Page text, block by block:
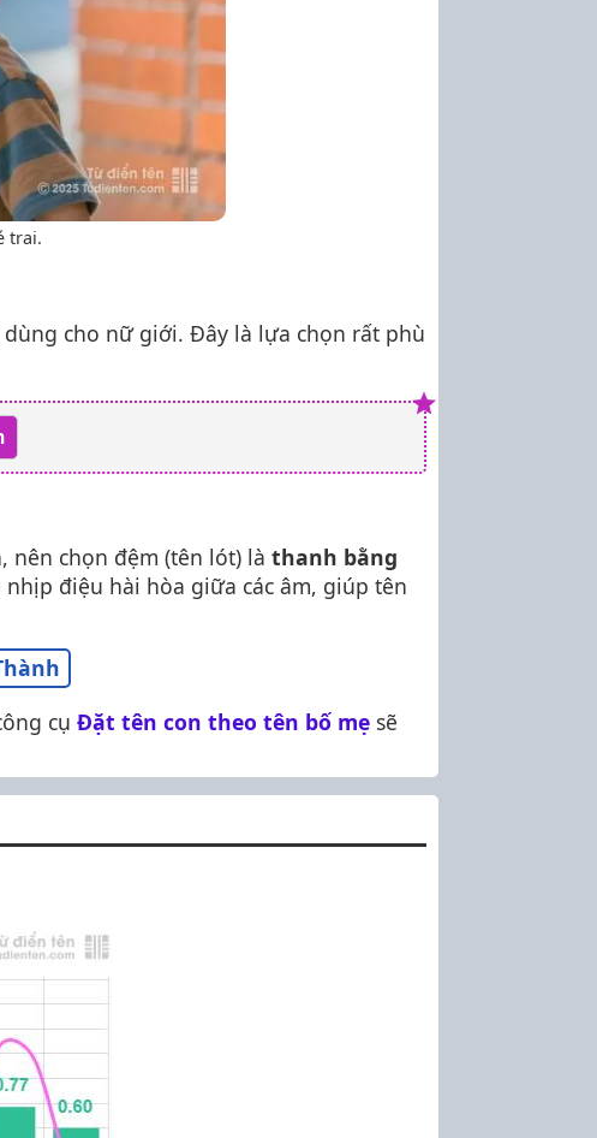
trai.
cho nữ giới. Đây là lựa chọn rất phù
nên chọn đệm (tên lót) là thanh bằng
nhịp điệu hài hòa giữa các âm, giúp tên
cụ Đặt tên con theo tên bố mẹ sẽ